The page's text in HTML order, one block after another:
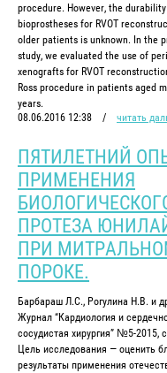
procedure. However, the
bioprostheses for RVOT
older patients is unknown. In the
study, we evaluated the use of
xenografts for RVOT
Ross procedure in patients aged
years.
08.06.2016 12:38
/ читать
ПЯТИЛЕТНИЙ
ПРИМЕНЕНИЯ
ПРОТЕЗА
ПРИ
ПОРОКЕ.
Барбараш Л.С., Рогулина Н.В. и
Журнал “Кардиология и
сосудистая хирургия” №5-2015,
Цель исследования — оценить
результаты применения